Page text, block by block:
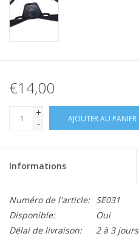
€14,00
+
-
AJOUTER AU PANIER
Informations
Numéro de l'article: SE031
Disponible:
Oui
Délai de livraison:
2 à 3 jours